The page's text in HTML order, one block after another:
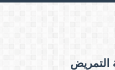
التمريض